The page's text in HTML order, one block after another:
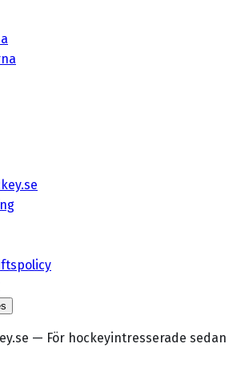
— För hockeyintresserade sedan